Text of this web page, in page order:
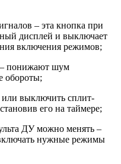
– эта кнопка при
дисплей и выключает
включения режимов;
– понижают шум
обороты;
или выключить сплит-
его на таймере;
ДУ можно менять –
нужные режимы